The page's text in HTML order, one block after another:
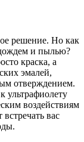
решение. Но как
и пылью?
краска, а
эмалей,
отверждением.
ультрафиолету
воздействиям
вас